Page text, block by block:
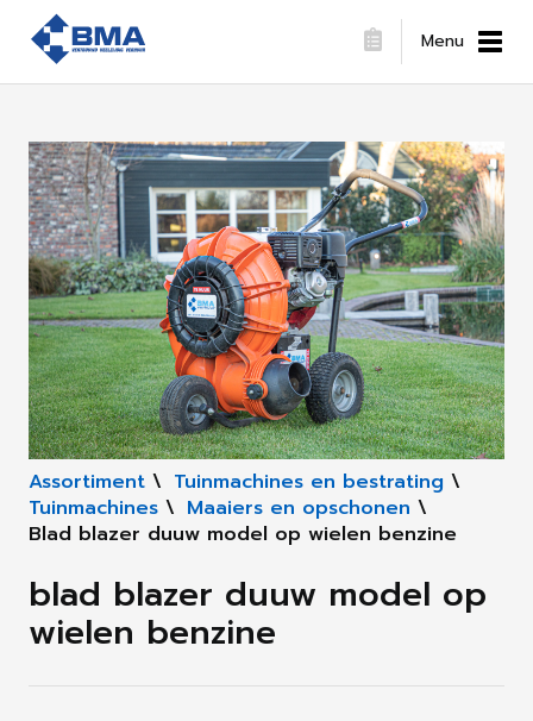
Menu
Assortiment \ Tuinmachines en bestrating \
Tuinmachines \ Maaiers en opschonen \
Blad blazer duuw model op wielen benzine
blad blazer duuw model op
wielen benzine